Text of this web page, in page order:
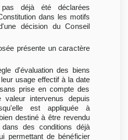
déjà été déclarées
dans les motifs
décision du Conseil
présente un caractère
d'évaluation des biens
usage effectif à la date
prise en compte des
valeur intervenus depuis
est appliquée à
destiné à être revendu
dans des conditions déjà
permettant de bénéficier